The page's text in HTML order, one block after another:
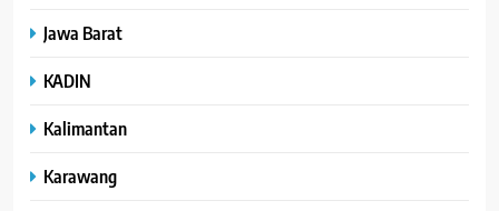
Jawa Barat
KADIN
Kalimantan
Karawang